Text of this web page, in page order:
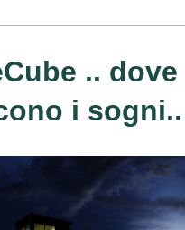
.. dove
i sogni..